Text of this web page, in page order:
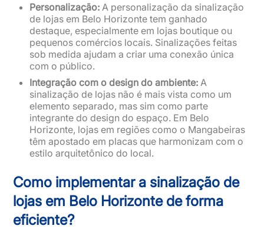
Personalização: A personalização da sinalização
de lojas em Belo Horizonte tem ganhado
destaque, especialmente em lojas boutique ou
pequenos comércios locais. Sinalizações feitas
sob medida ajudam a criar uma conexão única
com o público.
Integração com o design do ambiente: A
sinalização de lojas não é mais vista como um
elemento separado, mas sim como parte
integrante do design do espaço. Em Belo
Horizonte, lojas em regiões como o Mangabeiras
têm apostado em placas que harmonizam com o
estilo arquitetônico do local.
Como implementar a sinalização de
lojas em Belo Horizonte de forma
eficiente?